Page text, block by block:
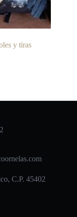
y tiras
C.P. 45402